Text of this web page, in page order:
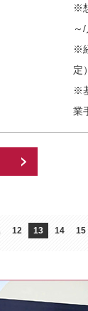
※
～
※
定）
※
業
12 13 14 15